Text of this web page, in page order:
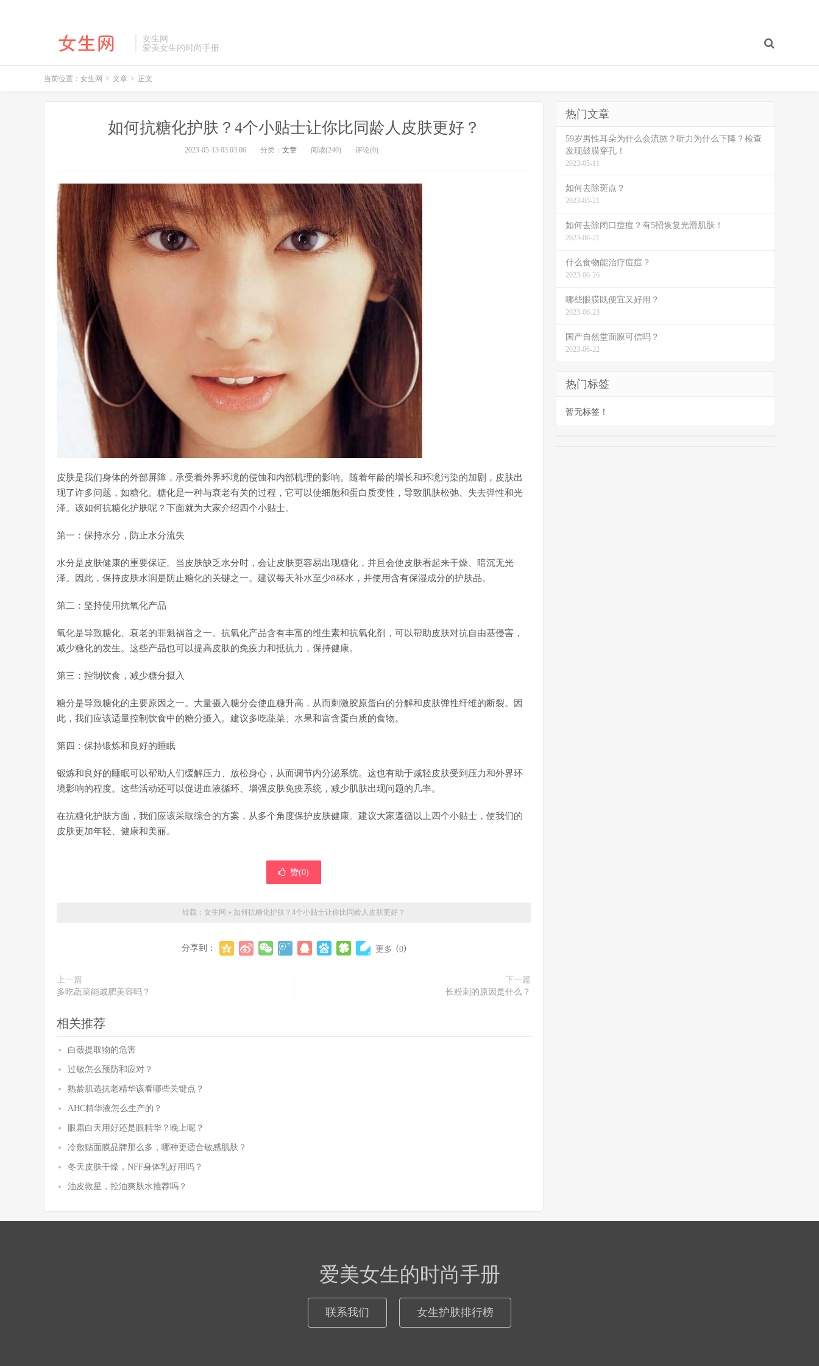
女生网
爱美女生的时尚手册
当前位置： 女生网 > 文章 > 正文
如何抗糖化护肤？4个小贴士让你比同龄人皮肤更好？
2023-05-13 03:03:06 分类： 文章 阅读(240) 评论(0)
皮肤是我们身体的外部屏障，承受着外界环境的侵蚀和内部机理的影响。随着年龄的增长和环境污染的加剧，皮肤出
现了许多问题，如糖化。糖化是一种与衰老有关的过程，它可以使细胞和蛋白质变性，导致肌肤松弛、失去弹性和光
泽。该如何抗糖化护肤呢？下面就为大家介绍四个小贴士。
第一：保持水分，防止水分流失
水分是皮肤健康的重要保证。当皮肤缺乏水分时，会让皮肤更容易出现糖化，并且会使皮肤看起来干燥、暗沉无光
泽。因此，保持皮肤水润是防止糖化的关键之一。建议每天补水至少8杯水，并使用含有保湿成分的护肤品。
第二：坚持使用抗氧化产品
氧化是导致糖化、衰老的罪魁祸首之一。抗氧化产品含有丰富的维生素和抗氧化剂，可以帮助皮肤对抗自由基侵害，
减少糖化的发生。这些产品也可以提高皮肤的免疫力和抵抗力，保持健康。
第三：控制饮食，减少糖分摄入
糖分是导致糖化的主要原因之一。大量摄入糖分会使血糖升高，从而刺激胶原蛋白的分解和皮肤弹性纤维的断裂。因
此，我们应该适量控制饮食中的糖分摄入。建议多吃蔬菜、水果和富含蛋白质的食物。
第四：保持锻炼和良好的睡眠
锻炼和良好的睡眠可以帮助人们缓解压力、放松身心，从而调节内分泌系统。这也有助于减轻皮肤受到压力和外界环
境影响的程度。这些活动还可以促进血液循环、增强皮肤免疫系统，减少肌肤出现问题的几率。
在抗糖化护肤方面，我们应该采取综合的方案，从多个角度保护皮肤健康。建议大家遵循以上四个小贴士，使我们的
皮肤更加年轻、健康和美丽。
赞(0)
转载： 女生网 » 如何抗糖化护肤？4个小贴士让你比同龄人皮肤更好？
分享到： 更多 (0)
上一篇
多吃蔬菜能减肥美容吗？
下一篇
长粉刺的原因是什么？
相关推荐
白蔹提取物的危害
过敏怎么预防和应对？
熟龄肌选抗老精华该看哪些关键点？
AHC精华液怎么生产的？
眼霜白天用好还是眼精华？晚上呢？
冷敷贴面膜品牌那么多，哪种更适合敏感肌肤？
冬天皮肤干燥，NFF身体乳好用吗？
油皮救星，控油爽肤水推荐吗？
热门文章
59岁男性耳朵为什么会流脓？听力为什么下降？检查
发现鼓膜穿孔！
2023-05-11
如何去除斑点？
2023-05-21
如何去除闭口痘痘？有5招恢复光滑肌肤！
2023-06-21
什么食物能治疗痘痘？
2023-06-26
哪些眼膜既便宜又好用？
2023-06-23
国产自然堂面膜可信吗？
2023-06-22
热门标签
暂无标签！
爱美女生的时尚手册
联系我们 女生护肤排行榜